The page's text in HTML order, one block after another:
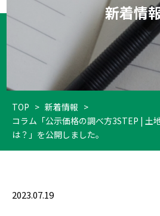
新着情
TOP > 新着情報 >
コラム「公示価格の調べ方3STEP | 土
は？」を公開しました。
2023.07.19